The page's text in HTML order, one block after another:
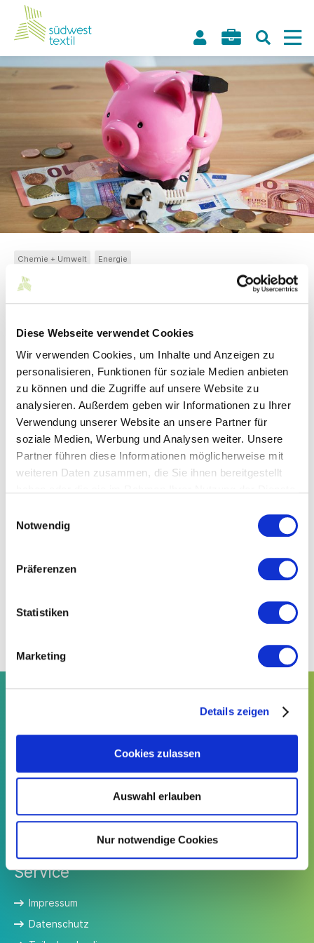
Diese Webseite verwendet Cookies
Wir verwenden Cookies, um Inhalte und Anzeigen zu
personalisieren, Funktionen für soziale Medien anbieten
zu können und die Zugriffe auf unsere Website zu
analysieren. Außerdem geben wir Informationen zu Ihrer
Verwendung unserer Website an unsere Partner für
soziale Medien, Werbung und Analysen weiter. Unsere
Partner führen diese Informationen möglicherweise mit
weiteren Daten zusammen, die Sie ihnen bereitgestellt
Notwendig
Präferenzen
Statistiken
Marketing
Details zeigen
Cookies zulassen
Auswahl erlauben
Nur notwendige Cookies
30.06.2017
Chemie + Umwelt Energie
Energiepreisbericht für Baden-
Württemberg 2016
Ende Juni hat das Ministerium für Umwelt, Klima und
Energiewirtschaft Baden-Württemberg den
„Energiepreisbericht für Baden-Württemberg 2016“ des
Beratungsunternehmens Ecofys aus Berlin
veröffentlicht.
Bezüglich der Industriekunden gibt es eine große preisliche
Bandbreite. Energieintensive Unternehmen wie Aluminium-
Rückgang der Großhandelspreise und zahlen teilweise
weniger als 4 Cent je Kilowattstunde. Hingegen müssen
durchschnittlich 17,28 Cent je Kilowattstunde bezahlen.
Baden-Württemberg liegt in diesem Bereich mit 17,48 Cent
Hiergeht es zur vollständigen Pressemitteilung. Den
70191 Stuttgart
+49 711 21050-0
E-Mail:info@suedwesttextil.de
Service
Impressum
Datenschutz